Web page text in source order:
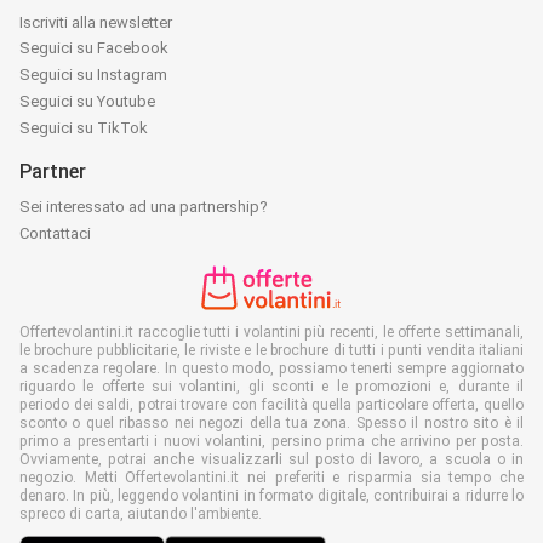
Iscriviti alla newsletter
Seguici su Facebook
Seguici su Instagram
Seguici su Youtube
Seguici su TikTok
Partner
Sei interessato ad una partnership?
Contattaci
Offertevolantini.it raccoglie tutti i volantini più recenti, le offerte settimanali,
le brochure pubblicitarie, le riviste e le brochure di tutti i punti vendita italiani
a scadenza regolare. In questo modo, possiamo tenerti sempre aggiornato
riguardo le offerte sui volantini, gli sconti e le promozioni e, durante il
periodo dei saldi, potrai trovare con facilità quella particolare offerta, quello
sconto o quel ribasso nei negozi della tua zona. Spesso il nostro sito è il
primo a presentarti i nuovi volantini, persino prima che arrivino per posta.
Ovviamente, potrai anche visualizzarli sul posto di lavoro, a scuola o in
negozio. Metti Offertevolantini.it nei preferiti e risparmia sia tempo che
denaro. In più, leggendo volantini in formato digitale, contribuirai a ridurre lo
spreco di carta, aiutando l'ambiente.